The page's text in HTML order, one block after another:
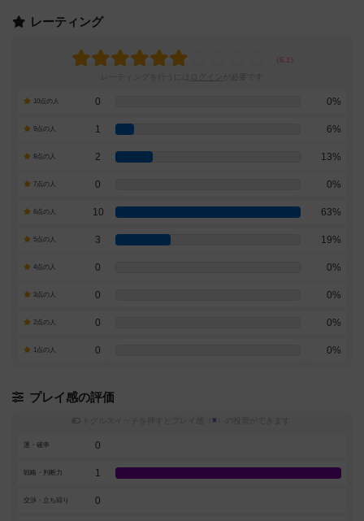
レーティング
10点の人 0 0%
9点の人 1 6%
8点の人 2 13%
7点の人 0 0%
6点の人 10 63%
5点の人 3 19%
4点の人 0 0%
3点の人 0 0%
2点の人 0 0%
1点の人 0 0%
プレイ感の評価
※
運・確率 0
戦略・判断力 1
交渉・立ち回り 0